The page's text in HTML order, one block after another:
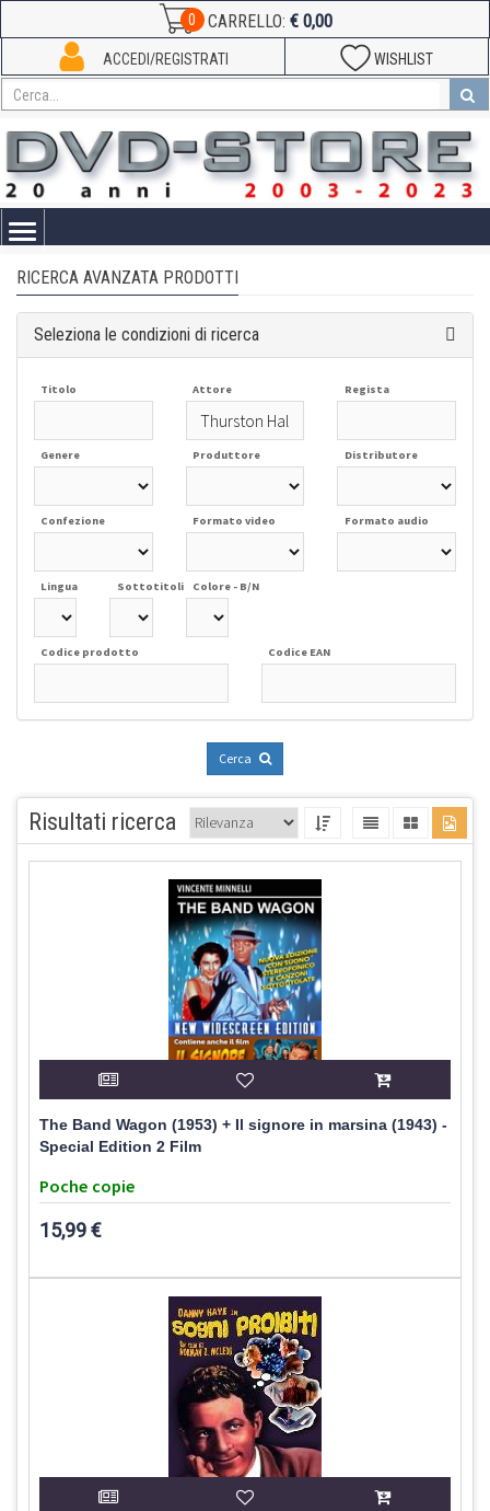
0 CARRELLO: € 0,00
WISHLIST
ACCEDI/REGISTRATI
Toggle
RICERCA AVANZATA PRODOTTI
Seleziona le condizioni di ricerca
Titolo Attore Regista
Genere Produttore Distributore
Confezione Formato video Formato audio
Lingua Sottotitoli Colore - B/N
Codice prodotto Codice EAN
Cerca
Risultati ricerca
The Band Wagon (1953) + Il signore in marsina (1943) -
Special Edition 2 Film
Poche copie
15,99 €